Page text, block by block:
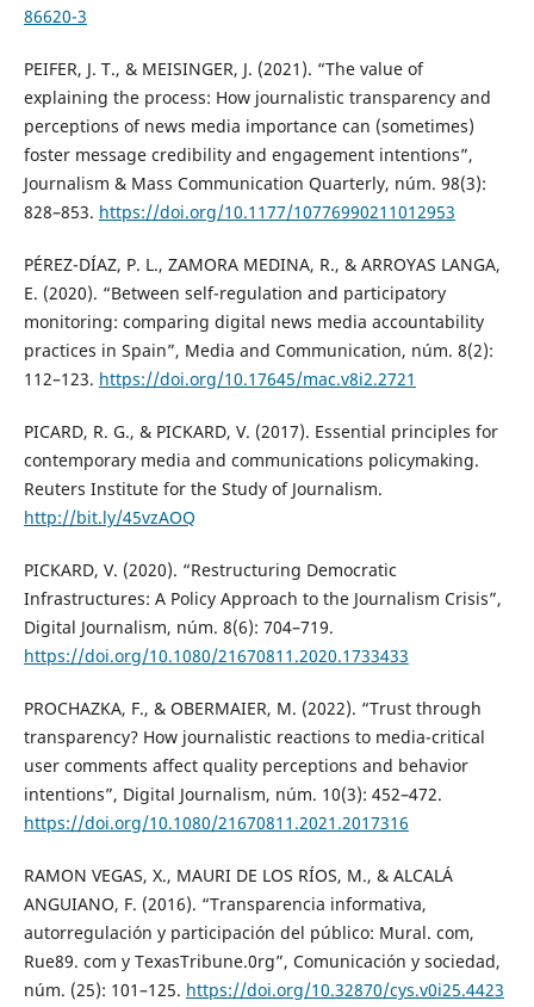
86620-3
PEIFER, J. T., & MEISINGER, J. (2021). “The value of
explaining the process: How journalistic transparency and
perceptions of news media importance can (sometimes)
foster message credibility and engagement intentions”,
Journalism & Mass Communication Quarterly, núm. 98(3):
828–853. https://doi.org/10.1177/10776990211012953
PÉREZ-DÍAZ, P. L., ZAMORA MEDINA, R., & ARROYAS LANGA,
E. (2020). “Between self-regulation and participatory
monitoring: comparing digital news media accountability
practices in Spain”, Media and Communication, núm. 8(2):
112–123. https://doi.org/10.17645/mac.v8i2.2721
PICARD, R. G., & PICKARD, V. (2017). Essential principles for
contemporary media and communications policymaking.
Reuters Institute for the Study of Journalism.
http://bit.ly/45vzAOQ
PICKARD, V. (2020). “Restructuring Democratic
Infrastructures: A Policy Approach to the Journalism Crisis”,
Digital Journalism, núm. 8(6): 704–719.
https://doi.org/10.1080/21670811.2020.1733433
PROCHAZKA, F., & OBERMAIER, M. (2022). “Trust through
transparency? How journalistic reactions to media-critical
user comments affect quality perceptions and behavior
intentions”, Digital Journalism, núm. 10(3): 452–472.
https://doi.org/10.1080/21670811.2021.2017316
RAMON VEGAS, X., MAURI DE LOS RÍOS, M., & ALCALÁ
ANGUIANO, F. (2016). “Transparencia informativa,
autorregulación y participación del público: Mural. com,
Rue89. com y TexasTribune.0rg”, Comunicación y sociedad,
núm. (25): 101–125. https://doi.org/10.32870/cys.v0i25.4423